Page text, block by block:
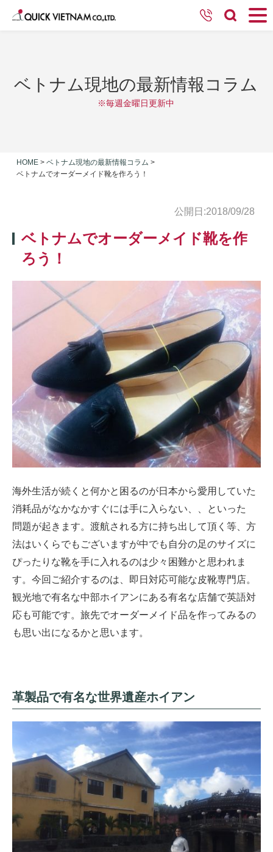
ベトナム現地の最新情報コラム
※毎週金曜日更新中
HOME > ベトナム現地の最新情報コラム >
ベトナムでオーダーメイド靴を作ろう！
公開日:2018/09/28
ベトナムでオーダーメイド靴を作
ろう！
海外生活が続くと何かと困るのが日本から愛用していた
消耗品がなかなかすぐには手に入らない、、といった
問題が起きます。渡航される方に持ち出して頂く等、方
法はいくらでもございますが中でも自分の足のサイズに
ぴったりな靴を手に入れるのは少々困難かと思われま
す。今回ご紹介するのは、即日対応可能な皮靴専門店。
観光地で有名な中部ホイアンにある有名な店舗で英語対
応も可能です。旅先でオーダーメイド品を作ってみるの
も思い出になるかと思います。
革製品で有名な世界遺産ホイアン